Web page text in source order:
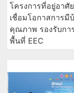
โครงการที่อยู่อาศั
เชื่อมโอกาสการมี
คุณภาพ รองรับกา
พื้นที่ EEC